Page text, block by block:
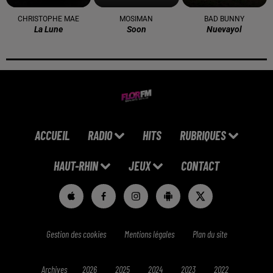
CHRISTOPHE MAE
La Lune
MOSIMAN
Soon
BAD BUNNY
Nuevayol
ACCUEIL RADIO HITS RUBRIQUES
HAUT-RHIN JEUX CONTACT
Gestion des cookies Mentions légales Plan du site
Archives 2026 2025 2024 2023 2022